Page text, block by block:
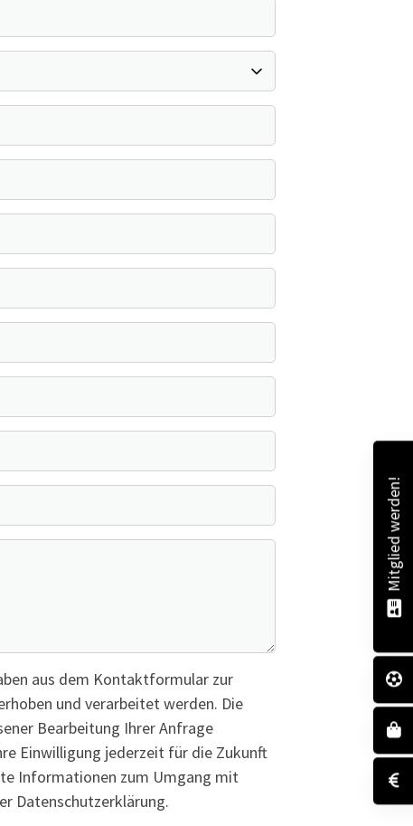
aus dem Kontaktformular zur
und verarbeitet werden. Die
Bearbeitung Ihrer Anfrage
Einwilligung jederzeit für die Zukunft
Informationen zum Umgang mit
Datenschutzerklärung.
Mitglied werden!